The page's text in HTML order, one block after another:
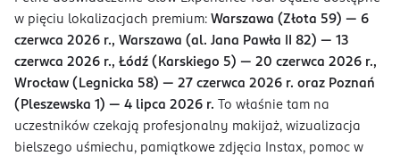
w pięciu lokalizacjach premium: Warszawa (Złota 59) — 6
czerwca 2026 r., Warszawa (al. Jana Pawła II 82) — 13
czerwca 2026 r., Łódź (Karskiego 5) — 20 czerwca 2026 r.,
Wrocław (Legnicka 58) — 27 czerwca 2026 r. oraz Poznań
(Pleszewska 1) — 4 lipca 2026 r.
To właśnie tam na
uczestników czekają profesjonalny makijaż, wizualizacja
bielszego uśmiechu, pamiątkowe zdjęcia Instax, pomoc w